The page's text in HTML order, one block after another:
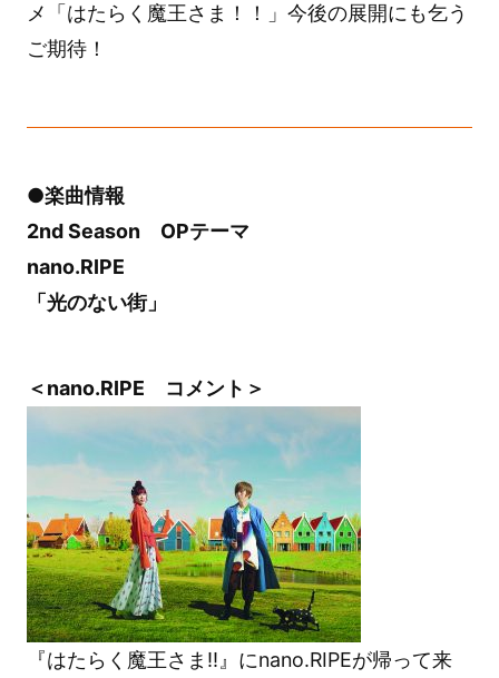
メ「はたらく魔王さま！！」今後の展開にも乞う
ご期待！
●楽曲情報
2nd Season OPテーマ
nano.RIPE
「光のない街」
＜nano.RIPE コメント＞
『はたらく魔王さま!!』にnano.RIPEが帰って来